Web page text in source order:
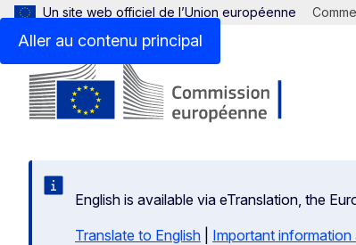
Aller au contenu principal
Un site web officiel de l’Union européenne
English is available via eTranslation, the
Translate to English
Important